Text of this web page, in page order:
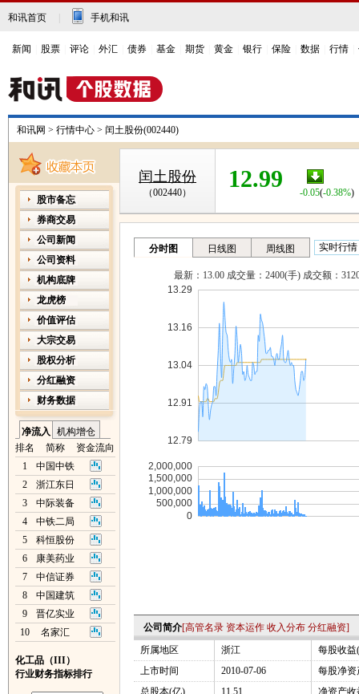
和讯首页 手机和讯
新闻 股票 评论 外汇 债券 基金 期货 黄金 银行 保险 数据 行情
和讯网 > 行情中心 > 闰土股份(002440)
股市备忘
券商交易
公司新闻
公司资料
机构底牌
龙虎榜
价值评估
大宗交易
股权分析
分红融资
财务数据
净流入
机构增仓
排名
简称
资金流向
1
中国中铁
2
浙江东日
3
中际装备
4
中铁二局
5
科恒股份
6
康美药业
7
中信证券
8
中国建筑
9
晋亿实业
10
名家汇
化工品（III）
行业财务指标排行
闰土股份
（002440）
12.99
-0.05(-0.38%)
公司简介[高管名录 资本运作 收入分布 分红融资]
所属地区
浙江
每股收益
上市时间
2010-07-06
每股净资
总股本(亿)
11.51
净资产收